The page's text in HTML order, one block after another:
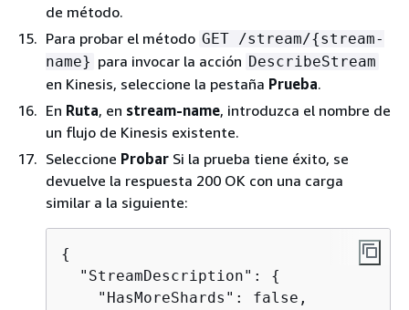
de método.
Para probar el método GET /stream/{stream-
name} para invocar la acción DescribeStream
en Kinesis, seleccione la pestaña Prueba.
En Ruta, en stream-name, introduzca el nombre de
un flujo de Kinesis existente.
Seleccione Probar Si la prueba tiene éxito, se
devuelve la respuesta 200 OK con una carga
similar a la siguiente:
{
  "StreamDescription":
{
    "HasMoreShards": false,